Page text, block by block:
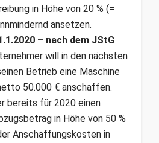
in Höhe von 20 % (=
ansetzen.
– nach dem JStG
will in den nächsten
Betrieb eine Maschine
50.000 € anschaffen.
bereits für 2020 einen
in Höhe von 50 %
Anschaffungskosten in